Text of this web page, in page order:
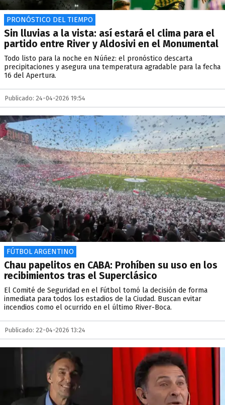
PRONÓSTICO DEL TIEMPO
Sin lluvias a la vista: así estará el clima para el
partido entre River y Aldosivi en el Monumental
Todo listo para la noche en Núñez: el pronóstico descarta
precipitaciones y asegura una temperatura agradable para la fecha
16 del Apertura.
Publicado: 24-04-2026 19:54
FÚTBOL ARGENTINO
Chau papelitos en CABA: Prohíben su uso en los
recibimientos tras el Superclásico
El Comité de Seguridad en el Fútbol tomó la decisión de forma
inmediata para todos los estadios de la Ciudad. Buscan evitar
incendios como el ocurrido en el último River-Boca.
Publicado: 22-04-2026 13:24